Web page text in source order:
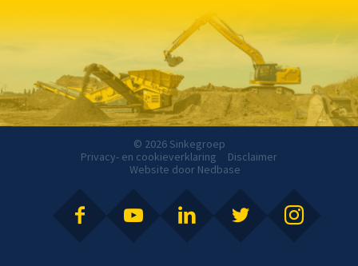
© 2026 Sinkegroep
Privacy- en cookieverklaring
Disclaimer
Website door Nedbase